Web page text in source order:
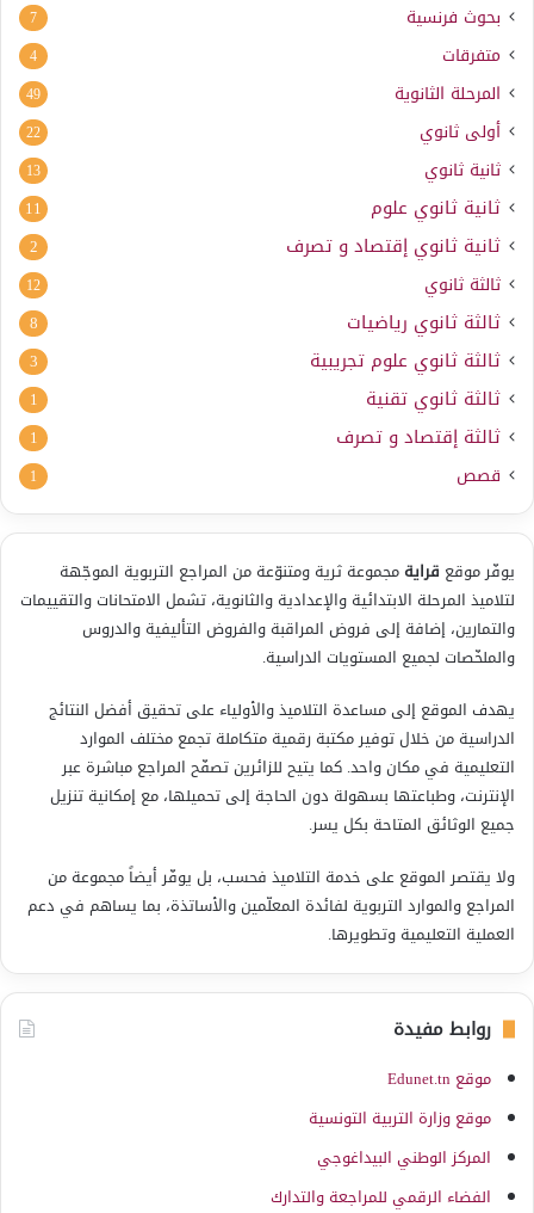
بحوث فرنسية 7
متفرقات 4
المرحلة الثانوية 49
أولى ثانوي 22
ثانية ثانوي 13
ثانية ثانوي علوم 11
ثانية ثانوي إقتصاد و تصرف 2
ثالثة ثانوي 12
ثالثة ثانوي رياضيات 8
ثالثة ثانوي علوم تجريبية 3
ثالثة ثانوي تقنية 1
ثالثة إقتصاد و تصرف 1
قصص 1
يوفّر موقع قرايةمجموعة ثرية ومتنوّعة من المراجع التربوية الموجّهة
لتلاميذ المرحلة الابتدائية والإعدادية والثانوية، تشمل الامتحانات والتقييمات
والتمارين، إضافة إلى فروض المراقبة والفروض التأليفية والدروس
والملخّصات لجميع المستويات الدراسية.
يهدف الموقع إلى مساعدة التلاميذ والأولياء على تحقيق أفضل النتائج
الدراسية من خلال توفير مكتبة رقمية متكاملة تجمع مختلف الموارد
التعليمية في مكان واحد. كما يتيح للزائرين تصفّح المراجع مباشرة عبر
الإنترنت، وطباعتها بسهولة دون الحاجة إلى تحميلها، مع إمكانية تنزيل
جميع الوثائق المتاحة بكل يسر.
ولا يقتصر الموقع على خدمة التلاميذ فحسب، بل يوفّر أيضاً مجموعة من
المراجع والموارد التربوية لفائدة المعلّمين والأساتذة، بما يساهم في دعم
العملية التعليمية وتطويرها.
روابط مفيدة
موقع Edunet.tn
موقع وزارة التربية التونسية
المركز الوطني البيداغوجي
الفضاء الرقمي للمراجعة والتدارك